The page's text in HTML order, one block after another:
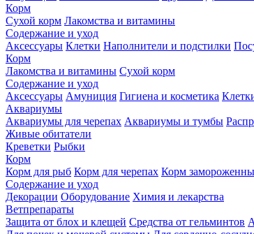
Корм
Сухой корм Лакомства и витамины
Содержание и уход
Аксессуары Клетки Наполнители и подстилки
Корм
Лакомства и витамины Сухой корм
Содержание и уход
Аксессуары Амуниция Гигиена и косметика
Аквариумы
Аквариумы для черепах Аквариумы и тумбы
Живые обитатели
Креветки Рыбки
Корм
Корм для рыб Корм для черепах Корм
Содержание и уход
Декорации Оборудование Химия и лекарства
Ветпрепараты
Защита от блох и клещей Средства от гельминтов